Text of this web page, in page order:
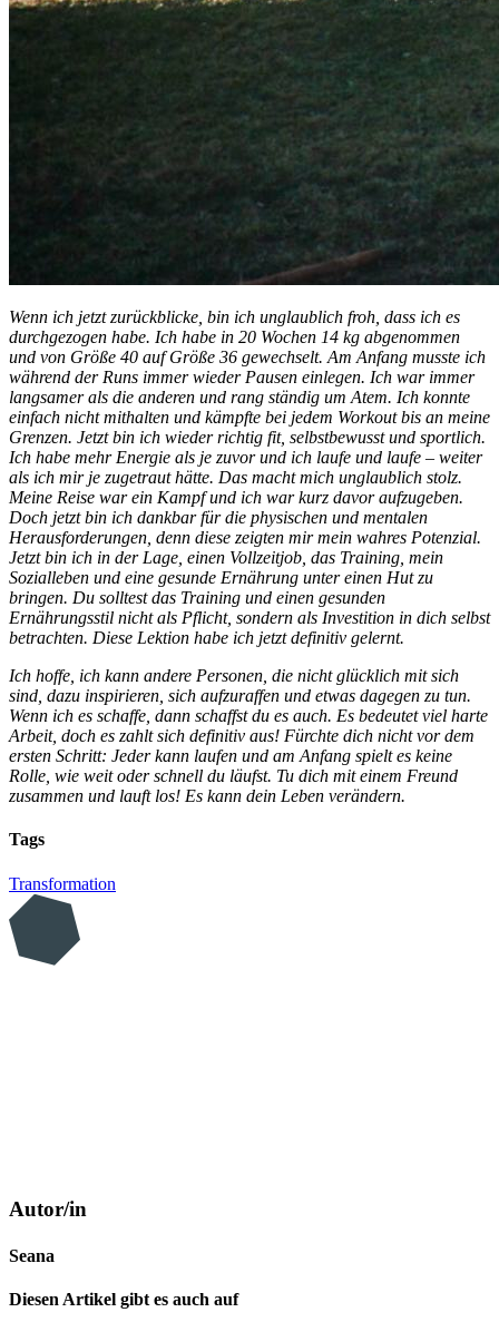
Wenn ich jetzt zurückblicke, bin ich unglaublich froh, dass ich es
durchgezogen habe. Ich habe in 20 Wochen 14 kg abgenommen
und von Größe 40 auf Größe 36 gewechselt. Am Anfang musste ich
während der Runs immer wieder Pausen einlegen. Ich war immer
langsamer als die anderen und rang ständig um Atem. Ich konnte
einfach nicht mithalten und kämpfte bei jedem Workout bis an meine
Grenzen. Jetzt bin ich wieder richtig fit, selbstbewusst und sportlich.
Ich habe mehr Energie als je zuvor und ich laufe und laufe – weiter
als ich mir je zugetraut hätte. Das macht mich unglaublich stolz.
Meine Reise war ein Kampf und ich war kurz davor aufzugeben.
Doch jetzt bin ich dankbar für die physischen und mentalen
Herausforderungen, denn diese zeigten mir mein wahres Potenzial.
Jetzt bin ich in der Lage, einen Vollzeitjob, das Training, mein
Sozialleben und eine gesunde Ernährung unter einen Hut zu
bringen. Du solltest das Training und einen gesunden
Ernährungsstil nicht als Pflicht, sondern als Investition in dich selbst
betrachten. Diese Lektion habe ich jetzt definitiv gelernt.
Ich hoffe, ich kann andere Personen, die nicht glücklich mit sich
sind, dazu inspirieren, sich aufzuraffen und etwas dagegen zu tun.
Wenn ich es schaffe, dann schaffst du es auch. Es bedeutet viel harte
Arbeit, doch es zahlt sich definitiv aus! Fürchte dich nicht vor dem
ersten Schritt: Jeder kann laufen und am Anfang spielt es keine
Rolle, wie weit oder schnell du läufst. Tu dich mit einem Freund
zusammen und lauft los! Es kann dein Leben verändern.
Tags
Transformation
Autor/in
Seana
Diesen Artikel gibt es auch auf